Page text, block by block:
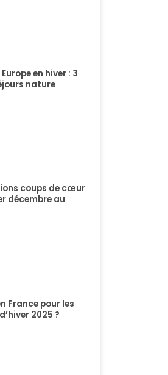
en hiver : 3
nature
coups de cœur
décembre au
France pour les
2025 ?